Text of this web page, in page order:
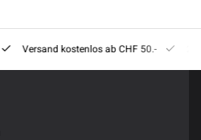
Versand kostenlos ab CHF 50.-